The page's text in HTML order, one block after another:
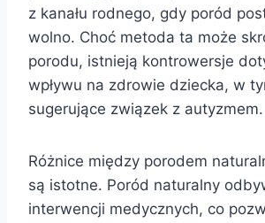
z kanału rodnego, gdy poród
wolno. Choć metoda ta może
porodu, istnieją kontrowersje
wpływu na zdrowie dziecka, w
sugerujące związek z autyzmem.
Różnice między porodem
są istotne. Poród naturalny
interwencji medycznych, co